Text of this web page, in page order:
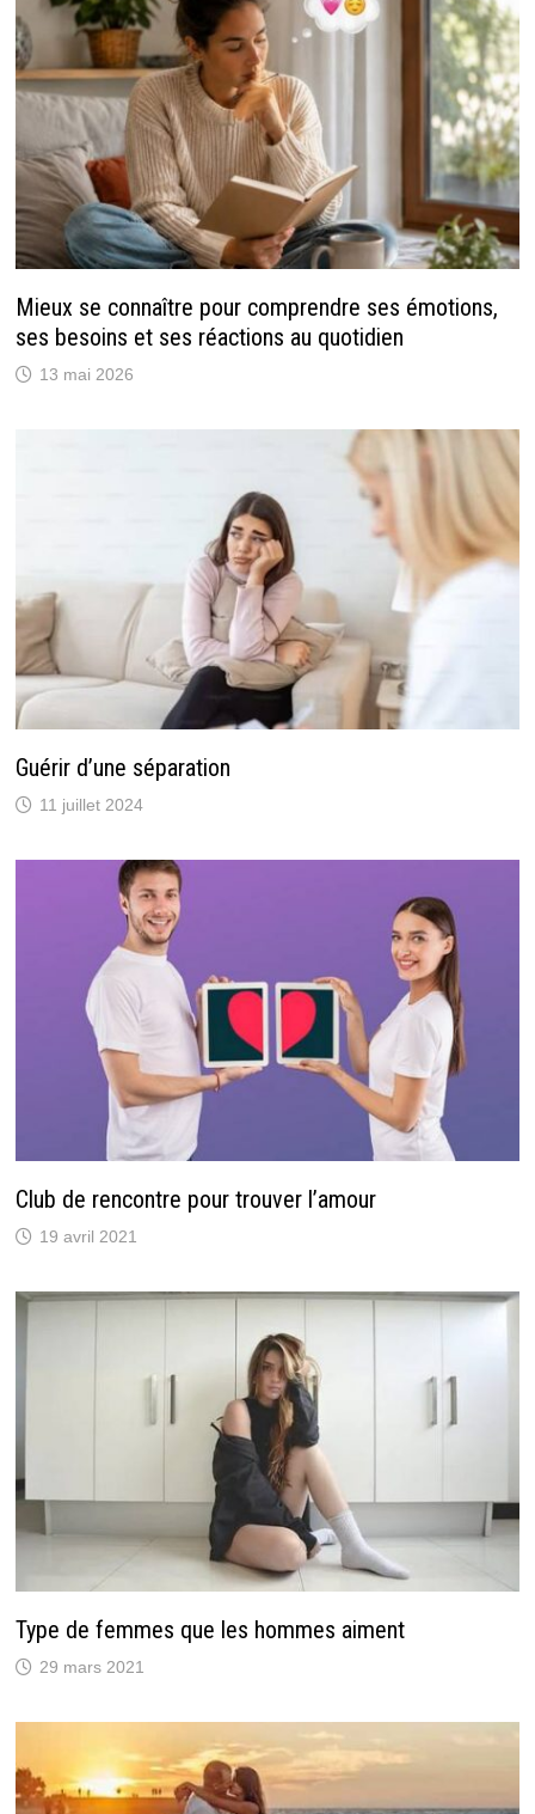
Mieux se connaître pour comprendre ses émotions,
ses besoins et ses réactions au quotidien
13 mai 2026
Guérir d’une séparation
11 juillet 2024
Club de rencontre pour trouver l’amour
19 avril 2021
Type de femmes que les hommes aiment
29 mars 2021